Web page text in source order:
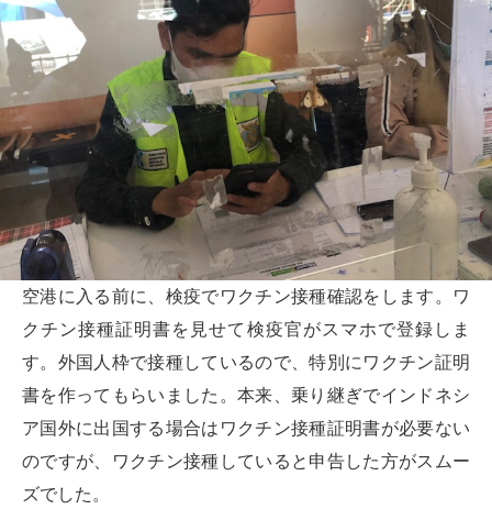
空港に入る前に、検疫でワクチン接種確認をします。ワ
クチン接種証明書を見せて検疫官がスマホで登録しま
す。外国人枠で接種しているので、特別にワクチン証明
書を作ってもらいました。本来、乗り継ぎでインドネシ
ア国外に出国する場合はワクチン接種証明書が必要ない
のですが、ワクチン接種していると申告した方がスムー
ズでした。